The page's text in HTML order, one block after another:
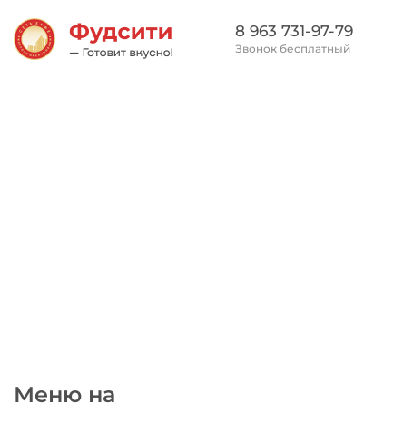
8 963 731-97-79
Звонок бесплатный
Меню на